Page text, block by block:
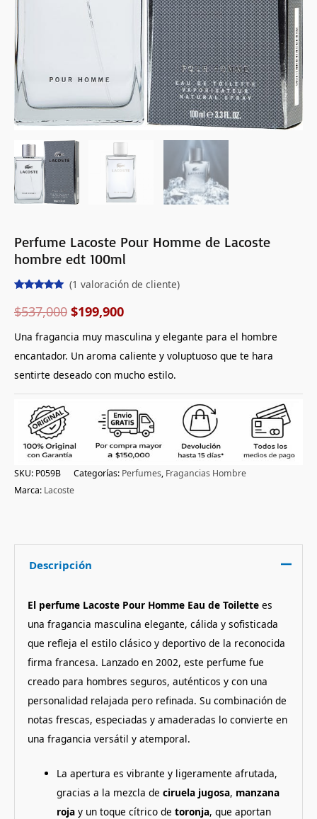
Perfume Lacoste Pour Homme de Lacoste
hombre edt 100ml
con5.00de
5 en base
de un
(1 valoración de cliente)
$537,000 $199,900
Una fragancia muy masculina y elegante para el hombre
encantador. Un aroma caliente y voluptuoso que te hara
sentirte deseado con mucho estilo.
SKU: P059B Categorías: Perfumes, Fragancias Hombre
Marca: Lacoste
Descripción
El perfume Lacoste Pour Homme Eau de Toilettees
una fragancia masculina elegante, cálida y sofisticada
que refleja el estilo clásico y deportivo de la reconocida
firma francesa. Lanzado en 2002, este perfume fue
creado para hombres seguros, auténticos y con una
personalidad relajada pero refinada. Su combinación de
notas frescas, especiadas y amaderadas lo convierte en
una fragancia versátil y atemporal.
La apertura es vibrante y ligeramente afrutada,
gracias a la mezcla de ciruela jugosa, manzana
rojay un toque cítrico de toronja, que aportan